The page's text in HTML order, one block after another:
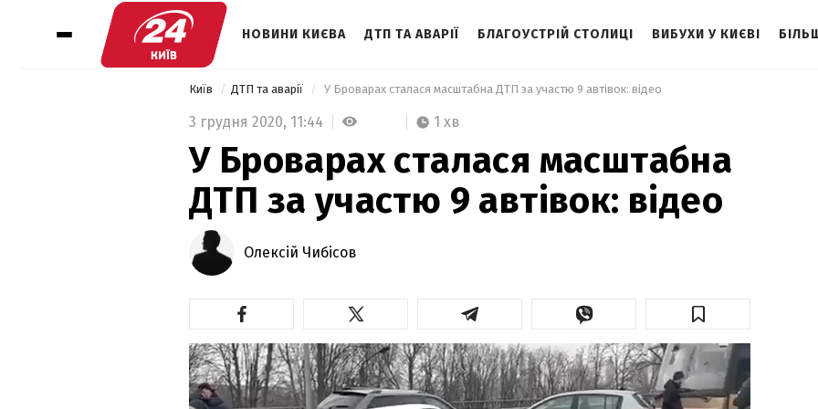
НОВИНИ КИЄВА ДТП ТА АВАРІЇ БЛАГОУСТРІЙ СТОЛИЦІ ВИБУХИ У КИЄВІ
Київ ДТП та аварії У Броварах сталася масштабна ДТП за участю 9 автівок: відео
3 грудня 2020, 11:44 1 хв
У Броварах сталася масштабна
ДТП за участю 9 автівок: відео
Олексій Чибісов